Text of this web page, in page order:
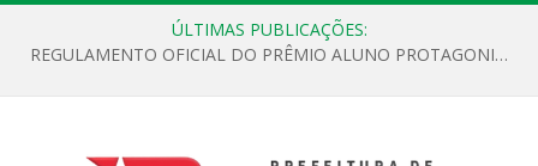
ÚLTIMAS PUBLICAÇÕES:
REGULAMENTO OFICIAL DO PRÊMIO ALUNO PROTAGONISTA – EDIÇÃO 2026